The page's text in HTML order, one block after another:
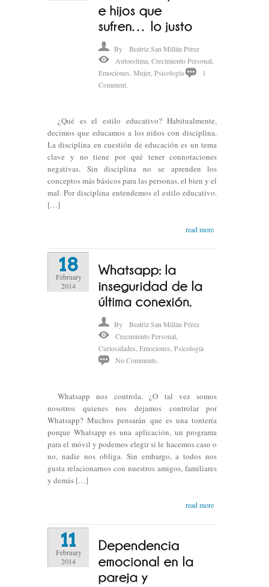
By Beatriz San Millán Pérez
Autoestima, Crecimiento Personal,
Emociones, Mujer, Psicología
1
Comment.
¿Qué es el estilo educativo? Habitualmente,
decimos que educamos a los niños con disciplina.
La disciplina en cuestión de educación es un tema
clave y no tiene por qué tener connotaciones
negativas. Sin disciplina no se aprenden los
conceptos más básicos para las personas, el bien y el
mal. Por disciplina entendemos el estilo educativo.
[…]
read more
18
February
2014
By Beatriz San Millán Pérez
Crecimiento Personal,
Curiosidades, Emociones, Psicología
No Comments.
Whatsapp nos controla. ¿O tal vez somos
nosotros quienes nos dejamos controlar por
Whatsapp? Muchos pensarán que es una tontería
porque Whatsapp es una aplicación, un programa
para el móvil y podemos elegir si le hacemos caso o
no, nadie nos obliga. Sin embargo, a todos nos
gusta relacionarnos con nuestros amigos, familiares
y demás […]
read more
11
February
2014